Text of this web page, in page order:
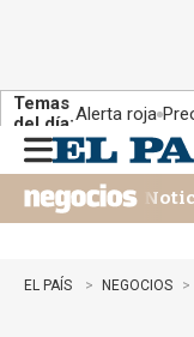
Temas
del día:Alerta roja
n
u
EL PAÍS NEGOCIOS